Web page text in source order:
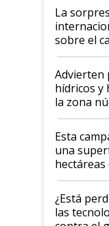
La
sobre el
"Estoy
Advierten
hídricos y
la zona
Esta
una
hectáreas
con una
salto
¿Está
las